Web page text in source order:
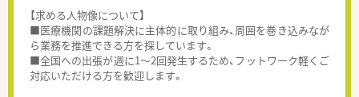
【求める人物像について】
■医療機関の課題解決に主体的に取り組み、周囲を巻き込みなが
ら業務を推進できる方を探しています。
■全国への出張が週に1～2回発生するため、フットワーク軽くご
対応いただける方を歓迎します。